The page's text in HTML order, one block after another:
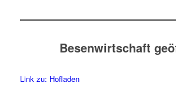
Besenwirtschaft
Link zu: Hofladen